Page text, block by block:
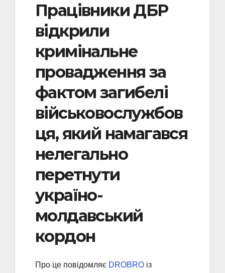
Працівники ДБР
відкрили
кримінальне
провадження за
фактом загибелі
військовослужбов
ця, який намагався
нелегально
перетнути
україно-
молдавський
кордон
Про це повідомляє DROBRO із